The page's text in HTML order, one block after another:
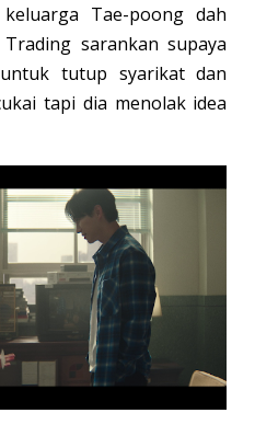
Tae-poong dah
sarankan supaya
tutup syarikat dan
tapi dia menolak idea